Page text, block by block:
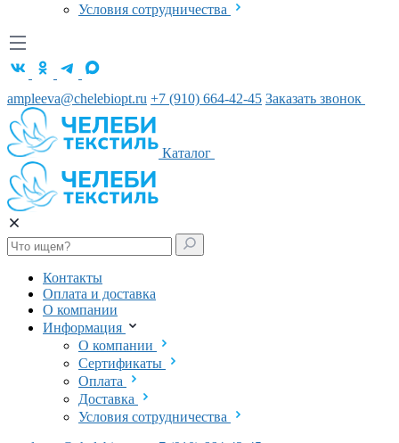
Условия сотрудничества
ampleeva@chelebiopt.ru +7 (910) 664-42-45 Заказать звонок
Каталог
Контакты
Оплата и доставка
О компании
Информация
О компании
Сертификаты
Оплата
Доставка
Условия сотрудничества